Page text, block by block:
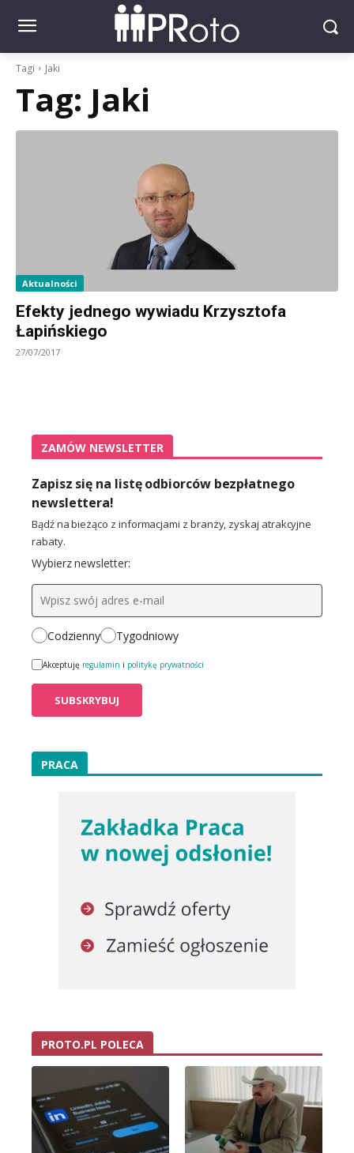
Tagi Jaki
Tag: Jaki
Aktualności
Efekty jednego wywiadu Krzysztofa
Łapińskiego
27/07/2017
ZAMÓW NEWSLETTER
Zapisz się na listę odbiorców bezpłatnego
newslettera!
Bądź na bieżąco z informacjami z branży, zyskaj atrakcyjne
rabaty.
Wybierz newsletter:
Codzienny Tygodniowy
Akceptuję regulamin i politykę prywatności
PRACA
PROTO.PL POLECA